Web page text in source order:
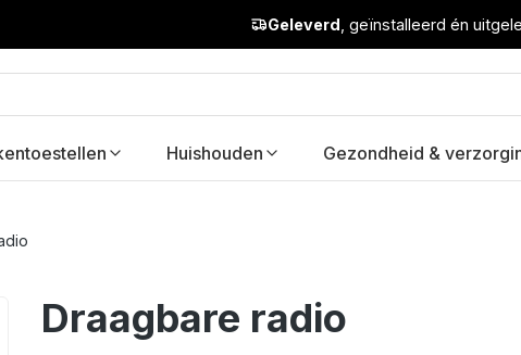
Geleverd , geïnstalleerd én
Huishouden Gezondheid &
Draagbare radio